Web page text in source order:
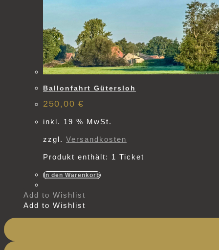
Ballonfahrt Gütersloh
250,00 €
inkl. 19 % MwSt.
zzgl. Versandkosten
Produkt enthält: 1 Ticket
In den Warenkorb
Add to Wishlist
Add to Wishlist